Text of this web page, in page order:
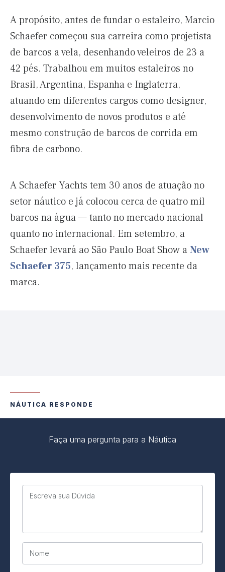
A propósito, antes de fundar o estaleiro, Marcio
Schaefer começou sua carreira como projetista
de barcos a vela, desenhando veleiros de 23 a
42 pés. Trabalhou em muitos estaleiros no
Brasil, Argentina, Espanha e Inglaterra,
atuando em diferentes cargos como designer,
desenvolvimento de novos produtos e até
mesmo construção de barcos de corrida em
fibra de carbono.
A Schaefer Yachts tem 30 anos de atuação no
setor náutico e já colocou cerca de quatro mil
barcos na água — tanto no mercado nacional
quanto no internacional. Em setembro, a
Schaefer levará ao São Paulo Boat Show aNew
Schaefer 375, lançamento mais recente da
marca.
NÁUTICA RESPONDE
Faça uma pergunta para a Náutica
Escreva sua Dúvida
Nome